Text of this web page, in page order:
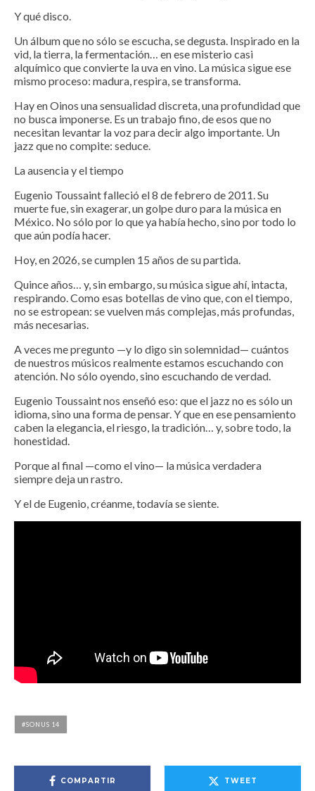
Y qué disco.
Un álbum que no sólo se escucha, se degusta. Inspirado en la
vid, la tierra, la fermentación… en ese misterio casi
alquímico que convierte la uva en vino. La música sigue ese
mismo proceso: madura, respira, se transforma.
Hay en Oinos una sensualidad discreta, una profundidad que
no busca imponerse. Es un trabajo fino, de esos que no
necesitan levantar la voz para decir algo importante. Un
jazz que no compite: seduce.
La ausencia y el tiempo
Eugenio Toussaint falleció el 8 de febrero de 2011. Su
muerte fue, sin exagerar, un golpe duro para la música en
México. No sólo por lo que ya había hecho, sino por todo lo
que aún podía hacer.
Hoy, en 2026, se cumplen 15 años de su partida.
Quince años… y, sin embargo, su música sigue ahí, intacta,
respirando. Como esas botellas de vino que, con el tiempo,
no se estropean: se vuelven más complejas, más profundas,
más necesarias.
A veces me pregunto —y lo digo sin solemnidad— cuántos
de nuestros músicos realmente estamos escuchando con
atención. No sólo oyendo, sino escuchando de verdad.
Eugenio Toussaint nos enseñó eso: que el jazz no es sólo un
idioma, sino una forma de pensar. Y que en ese pensamiento
caben la elegancia, el riesgo, la tradición… y, sobre todo, la
honestidad.
Porque al final —como el vino— la música verdadera
siempre deja un rastro.
Y el de Eugenio, créanme, todavía se siente.
SONUS 14
COMPARTIR TWEET